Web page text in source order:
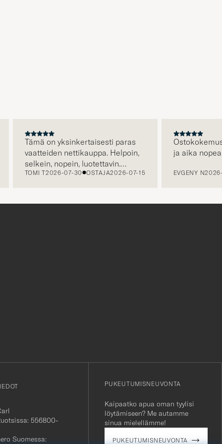
Tämä on yksinkertaisesti paras
vaatteiden nettikauppa. Helpoin,
selkein, nopein, luotettavin.
Erityisen hienoa että kuljetus on
myös huikeasta valikoimasta.
TOMI T2026-07-30 OSTAJA2026-07-15
ja aika nopea
EVGENY N2026-
556800-
Suomessa:
PUKEUTUMISNEUVONTA
Kaipaatko apua oman tyylisi
löytämiseen? Me autamme
sinua mielellämme!
PUKEUTUMISNEUVONTA